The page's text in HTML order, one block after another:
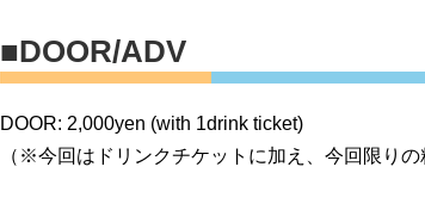
■DOOR/ADV
DOOR: 2,000yen (with 1drink ticket)
（※今回はドリンクチケットに加え、今回限り